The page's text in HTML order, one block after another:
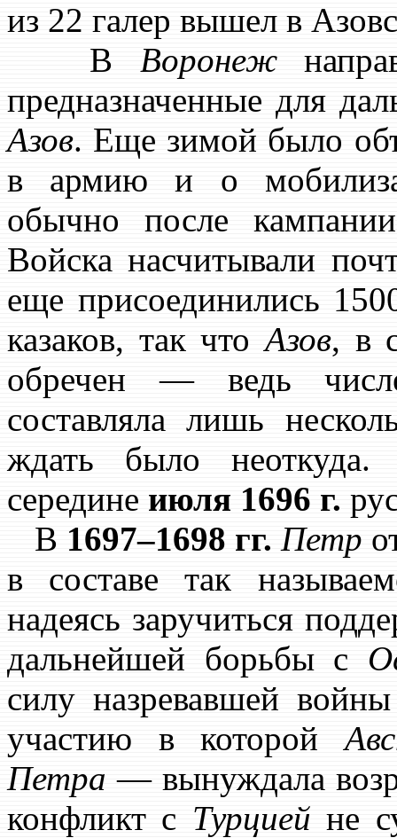
из 22 галер вышел в
В Воронеж
предназначенные для
Азов. Еще зимой было
в армию и о
обычно после
Войска насчитывали
еще присоединились
казаков, так чтоАзов, в
обречен — ведь
составляла лишь
ждать было
середине июля 1696 г.
В 1697–1698 гг. Петр
в составе так
надеясь заручиться
дальнейшей борьбы с
силу назревавшей
участию в которой
Петра — вынуждала
конфликт с Турцией не